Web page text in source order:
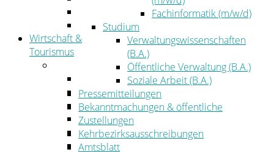
Kommunalaufsicht
Zahlen, Daten, Fakten
Wirtschaft &
Tourismus
Wirtschaftsförderung
Gewerbeflächen und Unternehmen
Arbeitgeberservice
Mobilfunk & Breitband
Straßen- und Radwegebau
Landwirtschaft
Fachinformatik (m/w/d)
Studium
Verwaltungswissenschaften
(B.A.)
Öffentliche Verwaltung (B.A.)
Soziale Arbeit (B.A.)
Pressemitteilungen
Bekanntmachungen & öffentliche
Zustellungen
Kehrbezirksausschreibungen
Amtsblatt